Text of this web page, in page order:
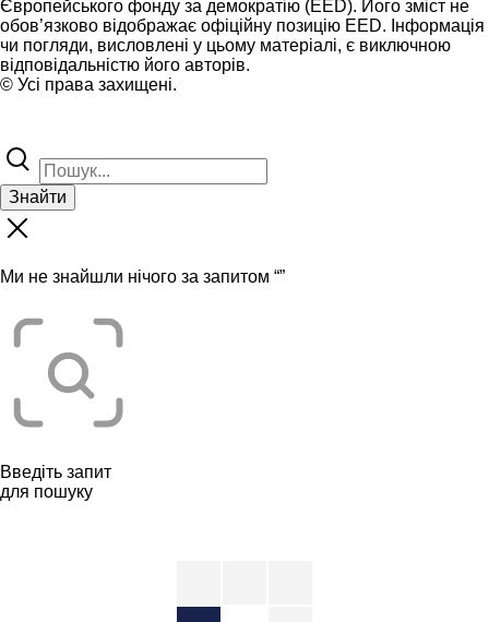
Європейського фонду за демократію (EED). Його зміст не
обов’язково відображає офіційну позицію EED. Інформація
чи погляди, висловлені у цьому матеріалі, є виключною
відповідальністю його авторів.
© Усі права захищені.
Знайти
Ми не знайшли нічого за запитом “”
Введіть запит
для пошуку